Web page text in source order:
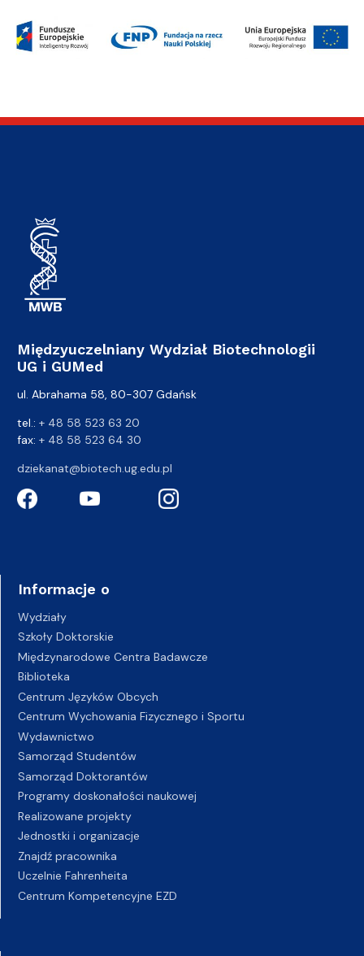
Międzyuczelniany Wydział Biotechnologii
UG i GUMed
ul. Abrahama 58, 80-307 Gdańsk
tel.: + 48 58 523 63 20
fax: + 48 58 523 64 30
dziekanat@biotech.ug.edu.pl
Informacje o
Wydziały
Szkoły Doktorskie
Międzynarodowe Centra Badawcze
Biblioteka
Centrum Języków Obcych
Centrum Wychowania Fizycznego i Sportu
Wydawnictwo
Samorząd Studentów
Samorząd Doktorantów
Programy doskonałości naukowej
Realizowane projekty
Jednostki i organizacje
Znajdź pracownika
Uczelnie Fahrenheita
Centrum Kompetencyjne EZD